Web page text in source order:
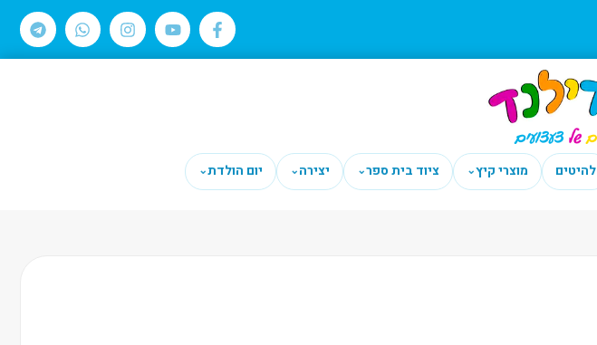
להיטים מוצרי קיץ⌄ ציוד בית ספר⌄ יצירה⌄ יום הולדת⌄